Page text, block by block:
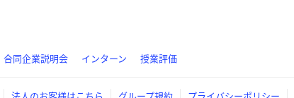
合同企業説明会 インターン 授業評価